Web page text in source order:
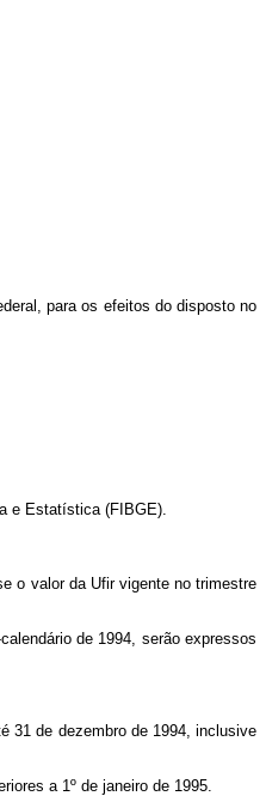
para os efeitos do disposto no
e Estatística (FIBGE).
o valor da Ufir vigente no trimestre
de 1994, serão expressos
31 de dezembro de 1994, inclusive
a 1º de janeiro de 1995.